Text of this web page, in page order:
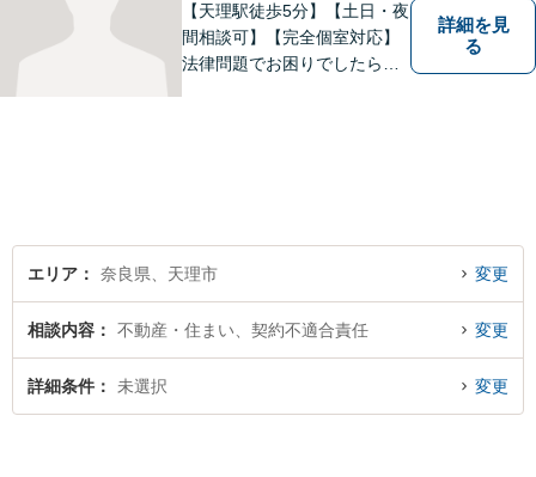
【天理駅徒歩5分】【土日・夜
間相談可】【完全個室対応】
法律問題でお困りでしたらお
詳細を見
る
エリア 奈良県、天理市 変更
相談内容 不動産・住まい、契約不適合責任 変更
詳細条件 未選択 変更